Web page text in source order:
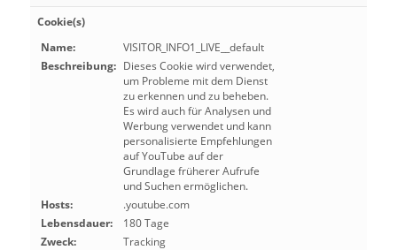
Cookie(s)
Name:
VISITOR_INFO1_LIVE__default
Beschreibung: Dieses Cookie wird verwendet,
um Probleme mit dem Dienst
zu erkennen und zu beheben.
Es wird auch für Analysen und
Werbung verwendet und kann
personalisierte Empfehlungen
auf YouTube auf der
Grundlage früherer Aufrufe
und Suchen ermöglichen.
Hosts:
.youtube.com
Lebensdauer:
180 Tage
Zweck:
Tracking